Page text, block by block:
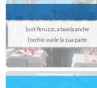
Just Peruzzi, a tavola anche
l’occhio vuole la sua parte